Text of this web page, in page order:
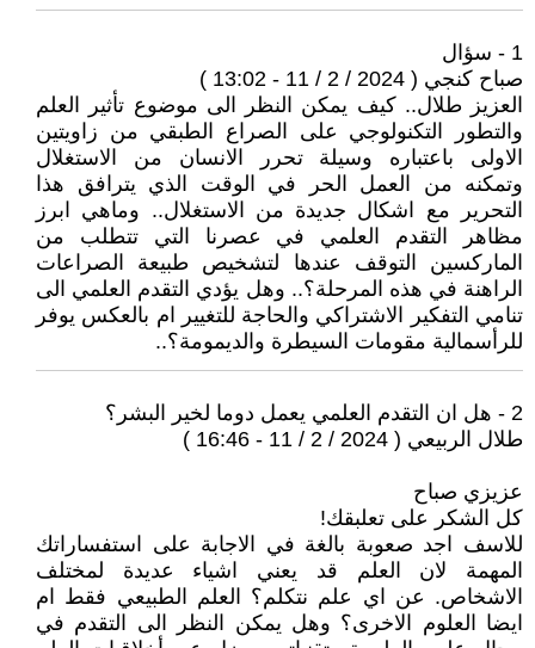
1 - سؤال
صباح كنجي ( 2024 / 2 / 11 - 13:02 )
العزيز طلال.. كيف يمكن النظر الى موضوع تأثير العلم
والتطور التكنولوجي على الصراع الطبقي من زاويتين
الاولى باعتباره وسيلة تحرر الانسان من الاستغلال
وتمكنه من العمل الحر في الوقت الذي يترافق هذا
التحرير مع اشكال جديدة من الاستغلال.. وماهي ابرز
مظاهر التقدم العلمي في عصرنا التي تتطلب من
الماركسين التوقف عندها لتشخيص طبيعة الصراعات
الراهنة في هذه المرحلة؟.. وهل يؤدي التقدم العلمي الى
تنامي التفكير الاشتراكي والحاجة للتغيير ام بالعكس يوفر
للرأسمالية مقومات السيطرة والديمومة؟..
2 - هل ان التقدم العلمي يعمل دوما لخير البشر؟
طلال الربيعي ( 2024 / 2 / 11 - 16:46 )
عزيزي صباح
كل الشكر على تعلبقك!
للاسف اجد صعوبة بالغة في الاجابة على استفساراتك
المهمة لان العلم قد يعني اشياء عديدة لمختلف
الاشخاص. عن اي علم نتكلم؟ العلم الطبيعي فقط ام
ايضا العلوم الاخرى؟ وهل يمكن النظر الى التقدم في